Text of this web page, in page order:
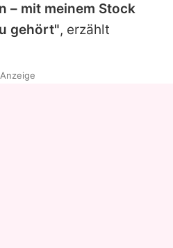
– mit meinem Stock
gehört", erzählt
Anzeige